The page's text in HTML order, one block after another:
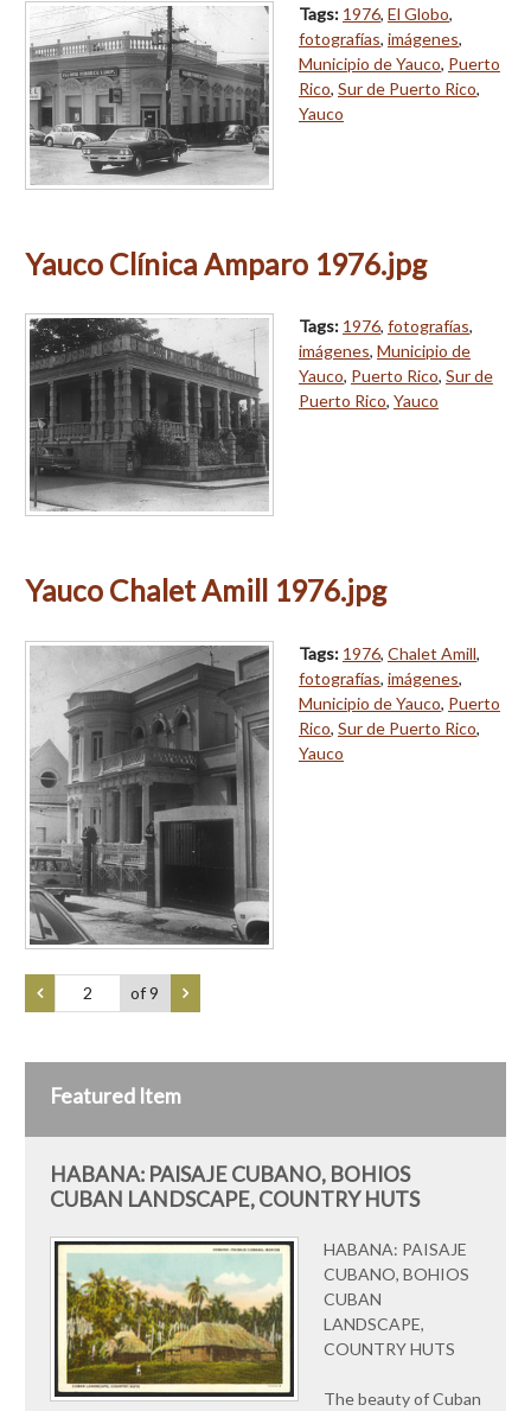
Tags: 1976, El Globo,
fotografías, imágenes,
Municipio de Yauco, Puerto
Rico, Sur de Puerto Rico,
Yauco
Yauco Clínica Amparo 1976.jpg
Tags: 1976, fotografías,
imágenes, Municipio de
Yauco, Puerto Rico, Sur de
Puerto Rico, Yauco
Yauco Chalet Amill 1976.jpg
Tags: 1976, Chalet Amill,
fotografías, imágenes,
Municipio de Yauco, Puerto
Rico, Sur de Puerto Rico,
Yauco
of 9
Featured Item
HABANA: PAISAJE CUBANO, BOHIOS
CUBAN LANDSCAPE, COUNTRY HUTS
HABANA: PAISAJE
CUBANO, BOHIOS
CUBAN
LANDSCAPE,
COUNTRY HUTS
The beauty of Cuban